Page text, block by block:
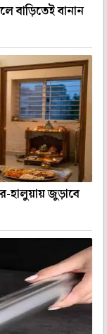
বাড়িতেই বানান
হালুয়ায় জুড়াবে